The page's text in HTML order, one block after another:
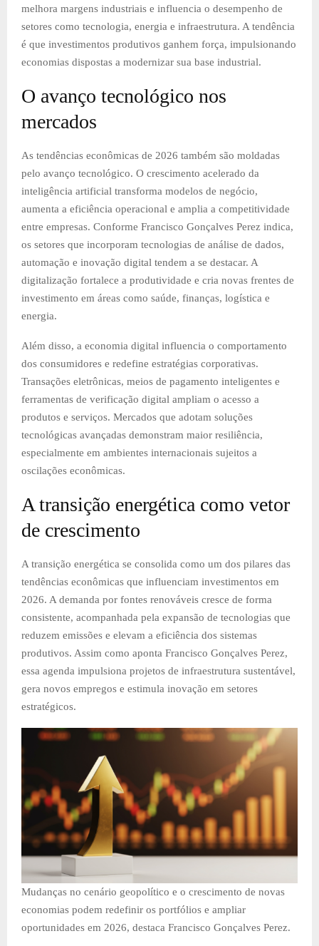
melhora margens industriais e influencia o desempenho de
setores como tecnologia, energia e infraestrutura. A tendência
é que investimentos produtivos ganhem força, impulsionando
economias dispostas a modernizar sua base industrial.
O avanço tecnológico nos
mercados
As tendências econômicas de 2026 também são moldadas
pelo avanço tecnológico. O crescimento acelerado da
inteligência artificial transforma modelos de negócio,
aumenta a eficiência operacional e amplia a competitividade
entre empresas. Conforme Francisco Gonçalves Perez indica,
os setores que incorporam tecnologias de análise de dados,
automação e inovação digital tendem a se destacar. A
digitalização fortalece a produtividade e cria novas frentes de
investimento em áreas como saúde, finanças, logística e
energia.
Além disso, a economia digital influencia o comportamento
dos consumidores e redefine estratégias corporativas.
Transações eletrônicas, meios de pagamento inteligentes e
ferramentas de verificação digital ampliam o acesso a
produtos e serviços. Mercados que adotam soluções
tecnológicas avançadas demonstram maior resiliência,
especialmente em ambientes internacionais sujeitos a
oscilações econômicas.
A transição energética como vetor
de crescimento
A transição energética se consolida como um dos pilares das
tendências econômicas que influenciam investimentos em
2026. A demanda por fontes renováveis cresce de forma
consistente, acompanhada pela expansão de tecnologias que
reduzem emissões e elevam a eficiência dos sistemas
produtivos. Assim como aponta Francisco Gonçalves Perez,
essa agenda impulsiona projetos de infraestrutura sustentável,
gera novos empregos e estimula inovação em setores
estratégicos.
Mudanças no cenário geopolítico e o crescimento de novas
economias podem redefinir os portfólios e ampliar
oportunidades em 2026, destaca Francisco Gonçalves Perez.